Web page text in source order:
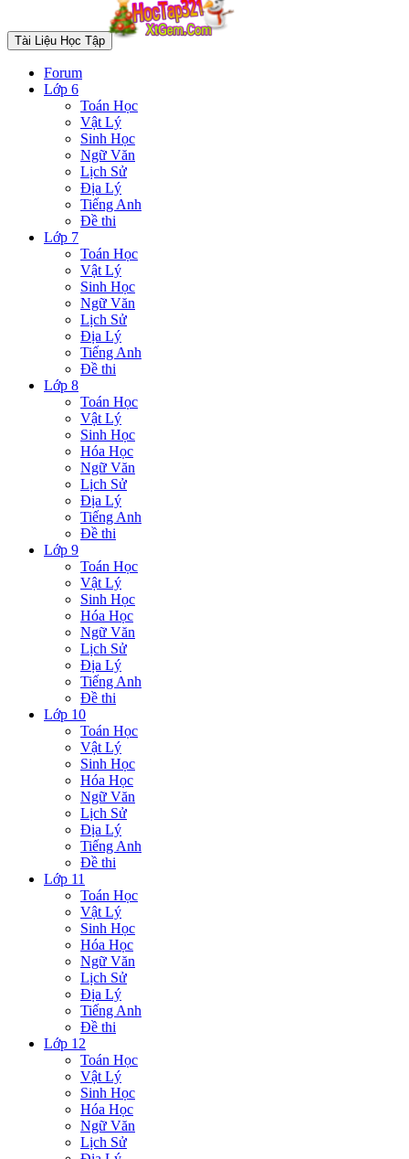
Tài Liệu Học Tập
Forum
Lớp 6
Toán Học
Vật Lý
Sinh Học
Ngữ Văn
Lịch Sử
Địa Lý
Tiếng Anh
Đề thi
Lớp 7
Toán Học
Vật Lý
Sinh Học
Ngữ Văn
Lịch Sử
Địa Lý
Tiếng Anh
Đề thi
Lớp 8
Toán Học
Vật Lý
Sinh Học
Hóa Học
Ngữ Văn
Lịch Sử
Địa Lý
Tiếng Anh
Đề thi
Lớp 9
Toán Học
Vật Lý
Sinh Học
Hóa Học
Ngữ Văn
Lịch Sử
Địa Lý
Tiếng Anh
Đề thi
Lớp 10
Toán Học
Vật Lý
Sinh Học
Hóa Học
Ngữ Văn
Lịch Sử
Địa Lý
Tiếng Anh
Đề thi
Lớp 11
Toán Học
Vật Lý
Sinh Học
Hóa Học
Ngữ Văn
Lịch Sử
Địa Lý
Tiếng Anh
Đề thi
Lớp 12
Toán Học
Vật Lý
Sinh Học
Hóa Học
Ngữ Văn
Lịch Sử